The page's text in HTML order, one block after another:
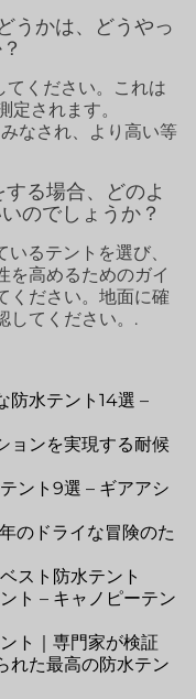
うかは、どうやっ
てください。これは
されます。
なされ、より高い等
る場合、どのよ
のでしょうか？
るテントを選び、
を高めるためのガイ
ください。地面に確
してください。.
防水テント14選 –
ョンを実現する耐候
ント9選 – ギアアシ
のドライな冒険のた
スト防水テント
ト – キャノピーテン
ト｜専門家が検証
れた最高の防水テン